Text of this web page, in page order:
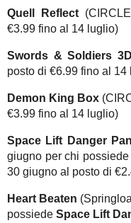
Quell Reflect
€3.99 fino al 14 luglio)
Swords & Soldiers 3D
posto di €6.99 fino al 14
Demon King Box
€3.99 fino al 14 luglio)
Space Lift Danger
giugno per chi possiede
30 giugno al posto di
Heart Beaten
possiede Space Lift